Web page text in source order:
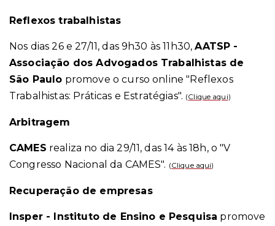
Reflexos trabalhistas
Nos dias 26 e 27/11, das 9h30 às 11h30,AATSP -
Associação dos Advogados Trabalhistas de
São Paulo promove o curso online "Reflexos
Trabalhistas: Práticas e Estratégias". (Clique aqui)
Arbitragem
CAMES realiza no dia 29/11, das 14 às 18h, o "V
Congresso Nacional da CAMES". (Clique aqui)
Recuperação de empresas
Insper - Instituto de Ensino e Pesquisa promove